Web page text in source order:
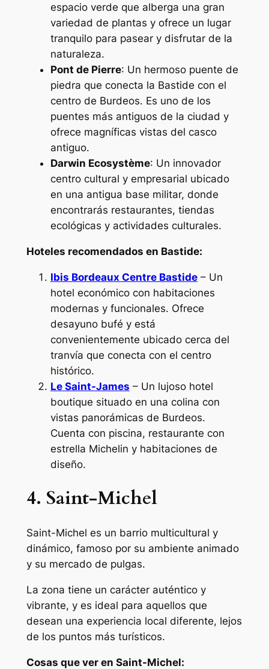
espacio verde que alberga una gran
variedad de plantas y ofrece un lugar
tranquilo para pasear y disfrutar de la
naturaleza.
Pont de Pierre: Un hermoso puente de
piedra que conecta la Bastide con el
centro de Burdeos. Es uno de los
puentes más antiguos de la ciudad y
ofrece magníficas vistas del casco
antiguo.
Darwin Ecosystème: Un innovador
centro cultural y empresarial ubicado
en una antigua base militar, donde
encontrarás restaurantes, tiendas
ecológicas y actividades culturales.
Hoteles recomendados en Bastide:
Ibis Bordeaux Centre Bastide– Un
hotel económico con habitaciones
modernas y funcionales. Ofrece
desayuno bufé y está
convenientemente ubicado cerca del
tranvía que conecta con el centro
histórico.
Le Saint-James – Un lujoso hotel
boutique situado en una colina con
vistas panorámicas de Burdeos.
Cuenta con piscina, restaurante con
estrella Michelin y habitaciones de
diseño.
4. Saint-Michel
Saint-Michel es un barrio multicultural y
dinámico, famoso por su ambiente animado
y su mercado de pulgas.
La zona tiene un carácter auténtico y
vibrante, y es ideal para aquellos que
desean una experiencia local diferente, lejos
de los puntos más turísticos.
Cosas que ver en Saint-Michel: